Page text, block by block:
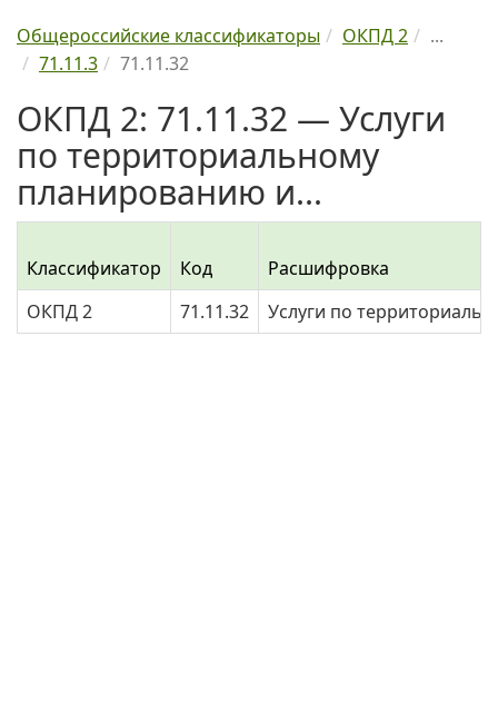
Общероссийские классификаторы ОКПД 2
...
71.11.3
71.11.32
ОКПД 2: 71.11.32 — Услуги
по территориальному
планированию и...
Классификатор Код
Расшифровка
ОКПД 2
71.11.32 Услуги по